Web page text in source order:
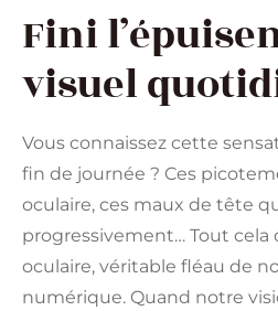
Fini
visuel
Vous connaissez cette
fin de journée ? Ces
oculaire, ces maux de tête
progressivement… Tout cela
oculaire, véritable fléau de
numérique. Quand notre